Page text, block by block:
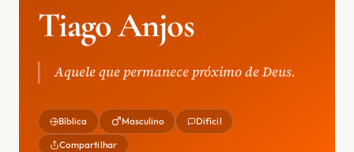
Tiago Anjos
Aquele que permanece próximo de Deus.
Bíblica Masculino Difícil
Compartilhar